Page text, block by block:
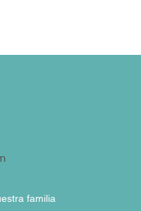
familia